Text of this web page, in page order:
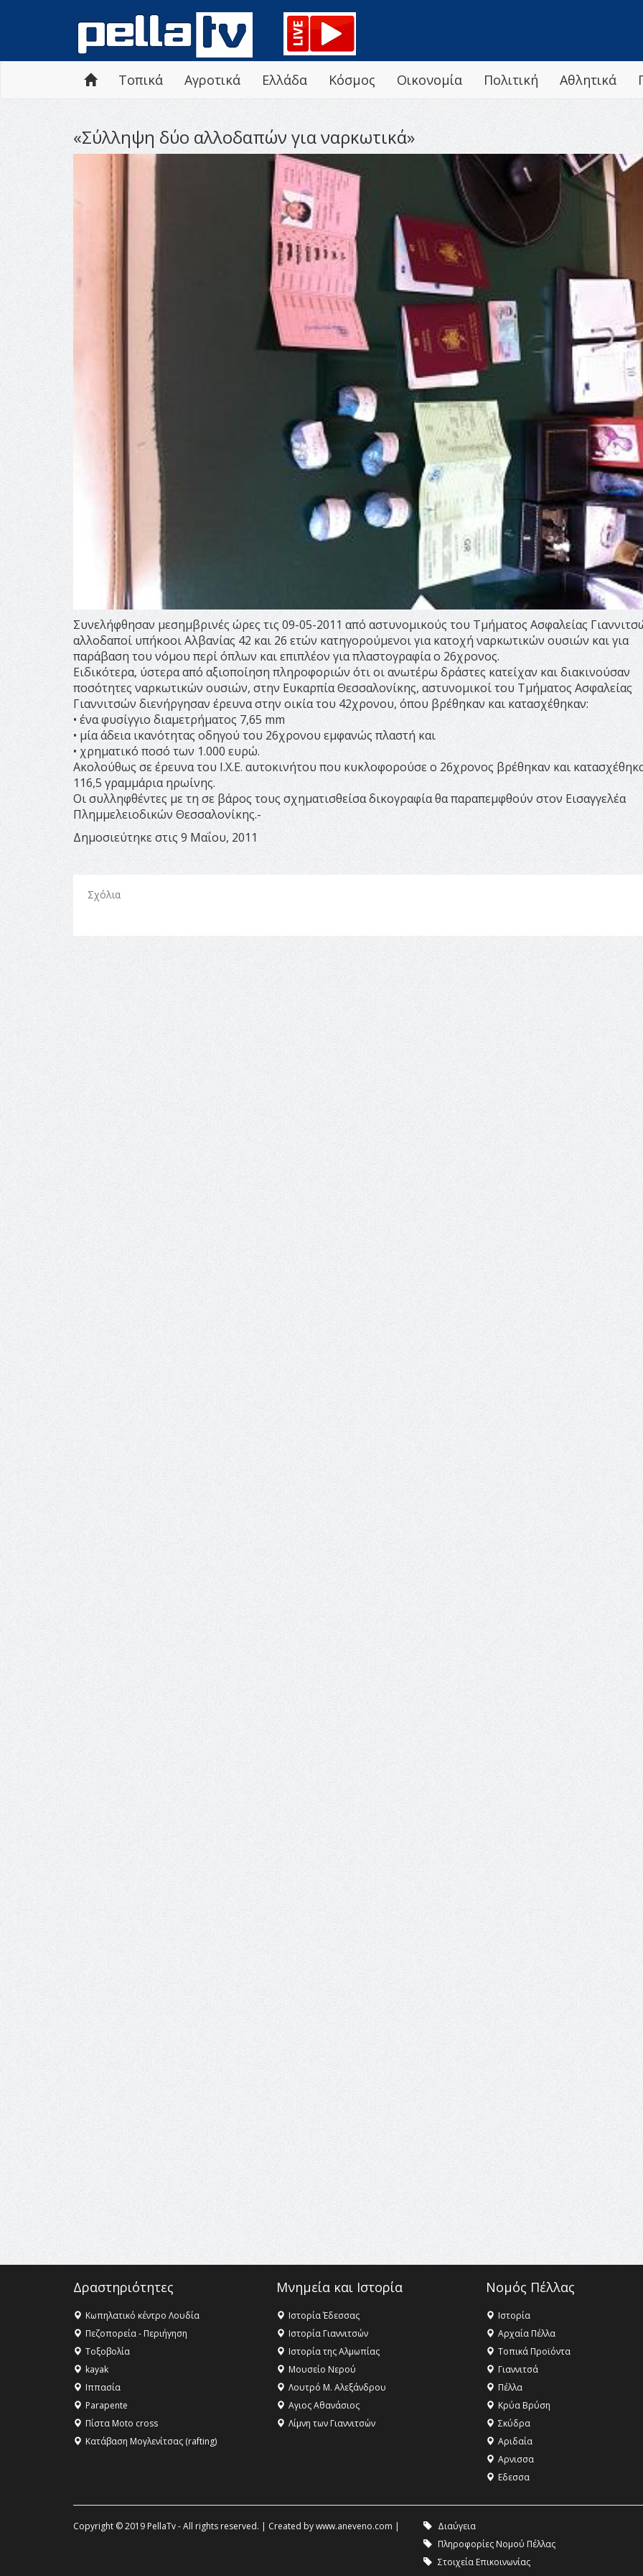
Τοπικά Αγροτικά Ελλάδα Κόσμος Οικονομία Πολιτική Αθλητικά
«Σύλληψη δύο αλλοδαπών για ναρκωτικά»
Συνελήφθησαν μεσημβρινές ώρες τις 09-05-2011 από αστυνομικούς του Τμήματος Ασφαλείας
αλλοδαποί υπήκοοι Αλβανίας 42 και 26 ετών κατηγορούμενοι για κατοχή ναρκωτικών ουσιών και για
παράβαση του νόμου περί όπλων και επιπλέον για πλαστογραφία ο 26χρονος.
Ειδικότερα, ύστερα από αξιοποίηση πληροφοριών ότι οι ανωτέρω δράστες κατείχαν και διακινούσαν
ποσότητες ναρκωτικών ουσιών, στην Ευκαρπία Θεσσαλονίκης, αστυνομικοί του Τμήματος Ασφαλείας
Γιαννιτσών διενήργησαν έρευνα στην οικία του 42χρονου, όπου βρέθηκαν και κατασχέθηκαν:
• ένα φυσίγγιο διαμετρήματος 7,65 mm
• μία άδεια ικανότητας οδηγού του 26χρονου εμφανώς πλαστή και
• χρηματικό ποσό των 1.000 ευρώ.
Ακολούθως σε έρευνα του Ι.Χ.Ε. αυτοκινήτου που κυκλοφορούσε ο 26χρονος βρέθηκαν και
116,5 γραμμάρια ηρωίνης.
Οι συλληφθέντες με τη σε βάρος τους σχηματισθείσα δικογραφία θα παραπεμφθούν στον Εισαγγελέα
Πλημμελειοδικών Θεσσαλονίκης.-
Δημοσιεύτηκε στις 9 Μαΐου, 2011
Σχόλια
Δραστηριότητες
Κωπηλατικό κέντρο Λουδία
Πεζοπορεία - Περιήγηση
Τοξοβολία
kayak
Ιππασία
Parapente
Πίστα Moto cross
Κατάβαση Μογλενίτσας (rafting)
Μνημεία και Ιστορία
Ιστορία Έδεσσας
Ιστορία Γιαννιτσών
Ιστορία της Αλμωπίας
Μουσείο Νερού
Λουτρό Μ. Αλεξάνδρου
Αγιος Αθανάσιος
Λίμνη των Γιαννιτσών
Νομός Πέλλας
Ιστορία
Αρχαία Πέλλα
Τοπικά Προϊόντα
Γιαννιτσά
Πέλλα
Κρύα Βρύση
Σκύδρα
Αριδαία
Aρνισσα
Eδεσσα
Copyright © 2019 PellaTv - All rights reserved. | Created bywww.aneveno.com |
Διαύγεια
Πληροφορίες Νομού Πέλλας
Στοιχεία Επικοινωνίας